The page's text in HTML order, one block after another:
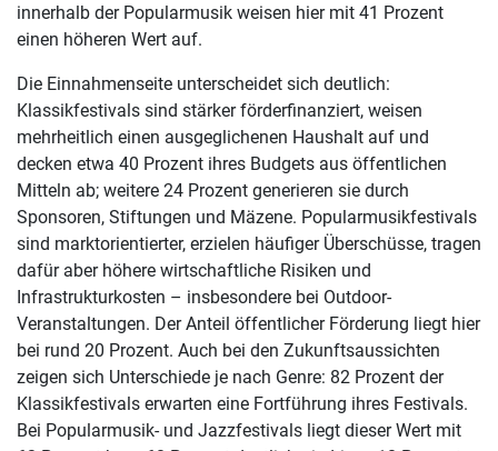
innerhalb der Popularmusik weisen hier mit 41 Prozent
einen höheren Wert auf.
Die Einnahmenseite unterscheidet sich deutlich:
Klassikfestivals sind stärker förderfinanziert, weisen
mehrheitlich einen ausgeglichenen Haushalt auf und
decken etwa 40 Prozent ihres Budgets aus öffentlichen
Mitteln ab; weitere 24 Prozent generieren sie durch
Sponsoren, Stiftungen und Mäzene. Popularmusikfestivals
sind marktorientierter, erzielen häufiger Überschüsse, tragen
dafür aber höhere wirtschaftliche Risiken und
Infrastrukturkosten – insbesondere bei Outdoor-
Veranstaltungen. Der Anteil öffentlicher Förderung liegt hier
bei rund 20 Prozent. Auch bei den Zukunftsaussichten
zeigen sich Unterschiede je nach Genre: 82 Prozent der
Klassikfestivals erwarten eine Fortführung ihres Festivals.
Bei Popularmusik- und Jazzfestivals liegt dieser Wert mit